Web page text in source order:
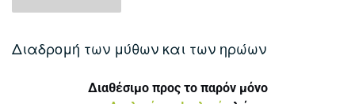
Διαδρομή των μύθων και των ηρώων
Διαθέσιμο προς το παρόν μόνο